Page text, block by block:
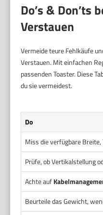
Do’s & Don’ts
Verstauen
Vermeide teure Fehlkäufe
Verstauen. Mit einfachen
passenden Toaster. Diese
du sie vermeidest.
Do
Miss die verfügbare
Prüfe, ob Vertikalstellung
Achte auf
Beurteile das Gewicht,